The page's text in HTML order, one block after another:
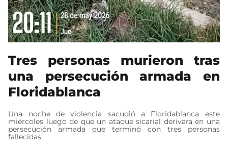
Tres personas murieron tras
una persecución armada en
Floridablanca
Una noche de violencia sacudió a Floridablanca este
miércoles luego de que un ataque sicarial derivara en una
persecución armada que terminó con tres personas
fallecidas.